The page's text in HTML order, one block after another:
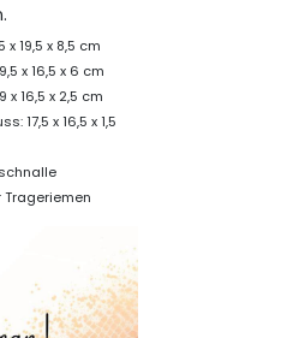
x 19,5 x 8,5 cm
x 16,5 x 6 cm
x 16,5 x 2,5 cm
17,5 x 16,5 x 1,5
Trageriemen